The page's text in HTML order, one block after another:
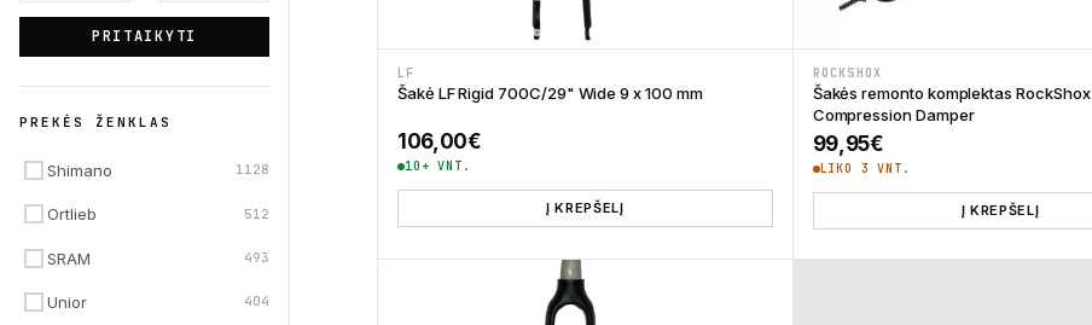
PRITAIKYTI
PREKĖS ŽENKLAS
Shimano 1128
Ortlieb 512
SRAM 493
Unior 404
LF
Šakė LF Rigid 700C/29" Wide 9 x 100 mm
106,00€
10+ VNT.
Į KREPŠELĮ
ROCKSHOX
Šakės remonto komplektas RockShox
Compression Damper
99,95€
LIKO 3 VNT.
Į KREPŠELĮ